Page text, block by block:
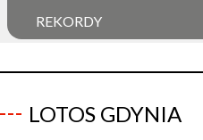
REKORDY
LOTOS GDYNIA